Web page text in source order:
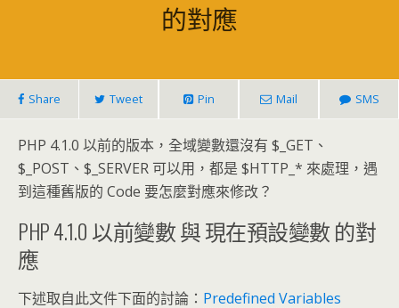
的對應
Share Tweet Pin Mail SMS
PHP 4.1.0 以前的版本，全域變數還沒有 $_GET、
$_POST、$_SERVER 可以用，都是 $HTTP_* 來處理，遇
到這種舊版的 Code 要怎麼對應來修改？
PHP 4.1.0 以前變數 與 現在預設變數 的對
應
下述取自此文件下面的討論： Predefined Variables